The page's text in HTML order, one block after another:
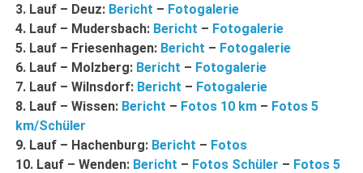
3. Lauf – Deuz: Bericht – Fotogalerie
4. Lauf – Mudersbach: Bericht – Fotogalerie
5. Lauf – Friesenhagen: Bericht – Fotogalerie
6. Lauf – Molzberg: Bericht – Fotogalerie
7. Lauf – Wilnsdorf: Bericht – Fotogalerie
8. Lauf – Wissen: Bericht – Fotos 10 km – Fotos 5
km/Schüler
9. Lauf – Hachenburg: Bericht – Fotos
10. Lauf – Wenden: Bericht – Fotos Schüler – Fotos 5